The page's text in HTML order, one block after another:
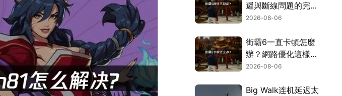
遲與斷線問題的完整
解決指南！
2026-08-06
街霸6一直卡頓怎麼
辦？網路優化這樣解
決！
2026-08-06
Big Walk连机延迟太